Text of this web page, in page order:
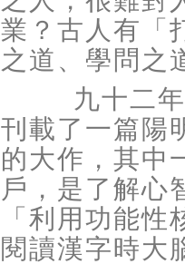
業？古人有「
之道、學問之
九十二
刊載了一篇陽
的大作，其中
戶，是了解
「利用功能
閱讀漢字時大